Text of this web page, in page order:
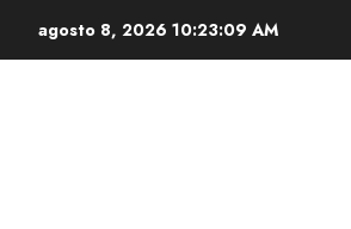
agosto 8, 2026 10:23:10 AM